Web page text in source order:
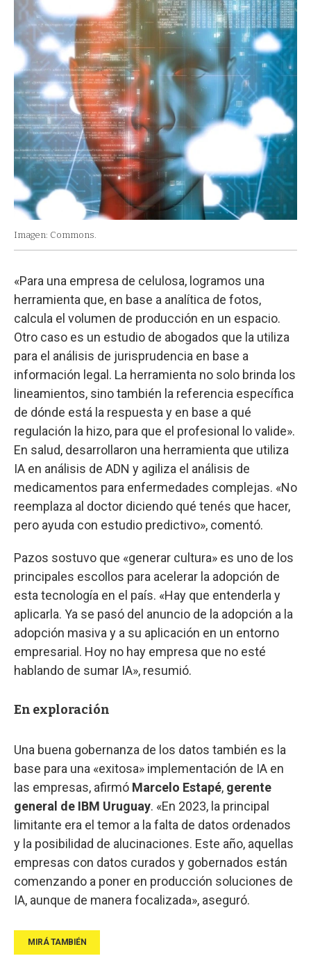
Imagen: Commons.
«Para una empresa de celulosa, logramos una
herramienta que, en base a analítica de fotos,
calcula el volumen de producción en un espacio.
Otro caso es un estudio de abogados que la utiliza
para el análisis de jurisprudencia en base a
información legal. La herramienta no solo brinda los
lineamientos, sino también la referencia específica
de dónde está la respuesta y en base a qué
regulación la hizo, para que el profesional lo valide».
En salud, desarrollaron una herramienta que utiliza
IA en análisis de ADN y agiliza el análisis de
medicamentos para enfermedades complejas. «No
reemplaza al doctor diciendo qué tenés que hacer,
pero ayuda con estudio predictivo», comentó.
Pazos sostuvo que «generar cultura» es uno de los
principales escollos para acelerar la adopción de
esta tecnología en el país. «Hay que entenderla y
aplicarla. Ya se pasó del anuncio de la adopción a la
adopción masiva y a su aplicación en un entorno
empresarial. Hoy no hay empresa que no esté
hablando de sumar IA», resumió.
En exploración
Una buena gobernanza de los datos también es la
base para una «exitosa» implementación de IA en
las empresas, afirmó Marcelo Estapé, gerente
general de IBM Uruguay. «En 2023, la principal
limitante era el temor a la falta de datos ordenados
y la posibilidad de alucinaciones. Este año, aquellas
empresas con datos curados y gobernados están
comenzando a poner en producción soluciones de
IA, aunque de manera focalizada», aseguró.